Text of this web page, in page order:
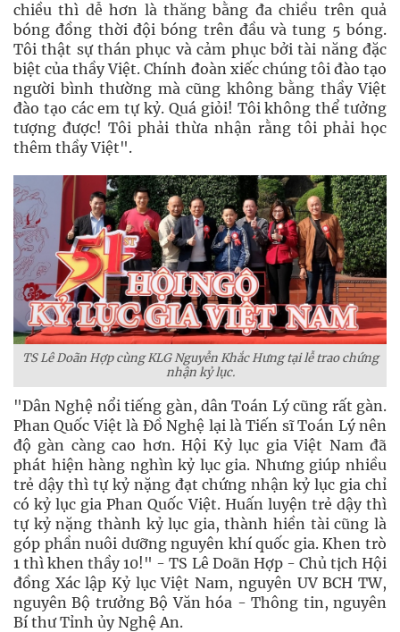
chiều thì dễ hơn là thăng bằng đa chiều trên quả
bóng đồng thời đội bóng trên đầu và tung 5 bóng.
Tôi thật sự thán phục và cảm phục bởi tài năng đặc
biệt của thầy Việt. Chính đoàn xiếc chúng tôi đào tạo
người bình thường mà cũng không bằng thầy Việt
đào tạo các em tự kỷ. Quá giỏi! Tôi không thể tưởng
tượng được! Tôi phải thừa nhận rằng tôi phải học
thêm thầy Việt".
TS Lê Doãn Hợp cùng KLG Nguyễn Khắc Hưng tại lễ trao chứng
nhận kỷ lục.
"Dân Nghệ nổi tiếng gàn, dân Toán Lý cũng rất gàn.
Phan Quốc Việt là Đồ Nghệ lại là Tiến sĩ Toán Lý nên
độ gàn càng cao hơn. Hội Kỷ lục gia Việt Nam đã
phát hiện hàng nghìn kỷ lục gia. Nhưng giúp nhiều
trẻ dậy thì tự kỷ nặng đạt chứng nhận kỷ lục gia chỉ
có kỷ lục gia Phan Quốc Việt. Huấn luyện trẻ dậy thì
tự kỷ nặng thành kỷ lục gia, thành hiền tài cũng là
góp phần nuôi dưỡng nguyên khí quốc gia. Khen trò
1 thì khen thầy 10!" - TS Lê Doãn Hợp - Chủ tịch Hội
đồng Xác lập Kỷ lục Việt Nam, nguyên UV BCH TW,
nguyên Bộ trưởng Bộ Văn hóa - Thông tin, nguyên
Bí thư Tỉnh ủy Nghệ An.